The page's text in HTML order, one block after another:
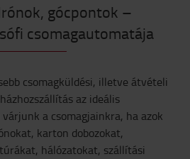
gócpontok –
csomagautomatája
csomagküldési, illetve átvételi
az ideális
a csomagjainkra, ha azok
karton dobozokat,
hálózatokat, szállítási